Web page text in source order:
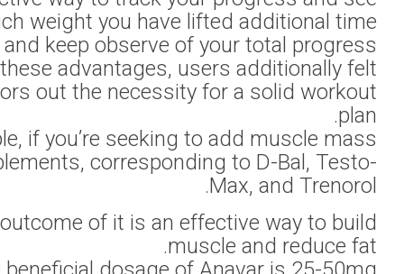
you possibly can
Anavar is a popular